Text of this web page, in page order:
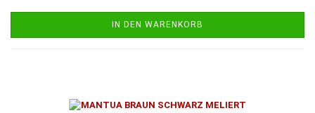
IN DEN WARENKORB